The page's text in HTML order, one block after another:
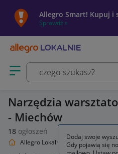
Allegro Smart! Kupuj i
Sprawdź »
Otwórz menu z kategoriami
Narzędzia
- Miechów
18 ogłoszeń
Allegro Lokalnie Dom i Ogród
Dodaj swoje
Gdy pojawią się